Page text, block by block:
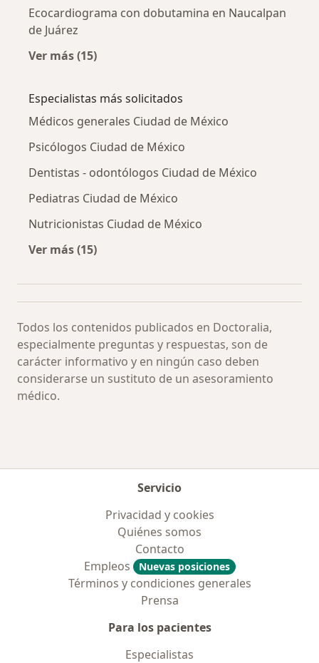
Ecocardiograma con dobutamina en Naucalpan
de Juárez
Ver más (15)
Especialistas más solicitados
Médicos generales Ciudad de México
Psicólogos Ciudad de México
Dentistas - odontólogos Ciudad de México
Pediatras Ciudad de México
Nutricionistas Ciudad de México
Ver más (15)
Todos los contenidos publicados en Doctoralia,
especialmente preguntas y respuestas, son de
carácter informativo y en ningún caso deben
considerarse un sustituto de un asesoramiento
médico.
Servicio
Privacidad y cookies
Quiénes somos
Contacto
Empleos
Nuevas posiciones
Términos y condiciones generales
Prensa
Para los pacientes
Especialistas